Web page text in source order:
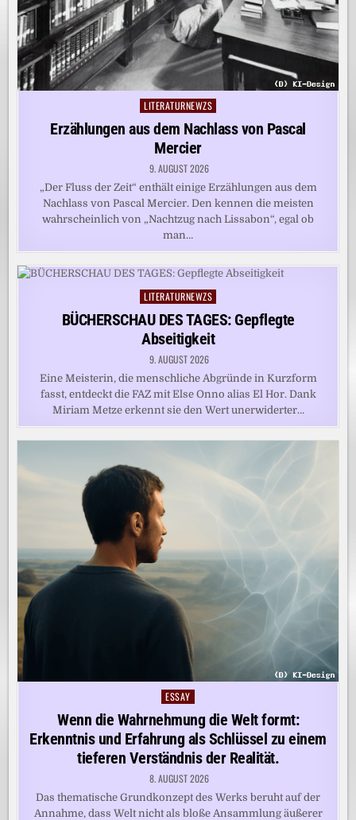
Posted
LITERATURNEWZS
Erzählungen aus dem Nachlass von Pascal
Mercier
9. AUGUST 2026
„Der Fluss der Zeit“ enthält einige Erzählungen aus dem
Nachlass von Pascal Mercier. Den kennen die meisten
wahrscheinlich von „Nachtzug nach Lissabon“, egal ob
man…
Posted
in
LITERATURNEWZS
BÜCHERSCHAU DES TAGES: Gepflegte
Abseitigkeit
9. AUGUST 2026
Eine Meisterin, die menschliche Abgründe in Kurzform
fasst, entdeckt die FAZ mit Else Onno alias El Hor. Dank
Miriam Metze erkennt sie den Wert unerwiderter…
Posted
in
ESSAY
Wenn die Wahrnehmung die Welt formt:
Erkenntnis und Erfahrung als Schlüssel zu einem
tieferen Verständnis der Realität.
8. AUGUST 2026
Das thematische Grundkonzept des Werks beruht auf der
Annahme, dass Welt nicht als bloße Ansammlung äußerer